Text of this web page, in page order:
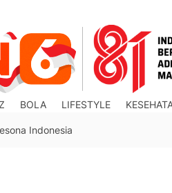
BOLA LIFESTYLE
Indonesia